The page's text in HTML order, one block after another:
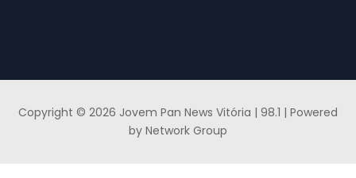
Copyright © 2026 Jovem Pan News Vitória | 98.1 | Powered
by Network Group